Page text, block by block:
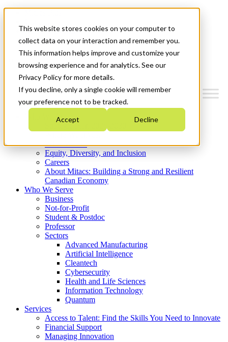
This website stores cookies on your computer to
collect data on your interaction and remember you.
This information helps improve and customize your
browsing experience and for analytics. See our
Privacy Policy for more details.
If you decline, only a single cookie will remember
your preference not to be tracked.
Accept Decline
News & Events
Get Started
Menu
Who We Are
Strategic Plan 2026-2030
What We Do
Equity, Diversity, and Inclusion
Careers
About Mitacs: Building a Strong and Resilient
Canadian Economy
Who We Serve
Business
Not-for-Profit
Student & Postdoc
Professor
Sectors
Advanced Manufacturing
Artificial Intelligence
Cleantech
Cybersecurity
Health and Life Sciences
Information Technology
Quantum
Services
Access to Talent: Find the Skills You Need to Innovate
Financial Support
Managing Innovation